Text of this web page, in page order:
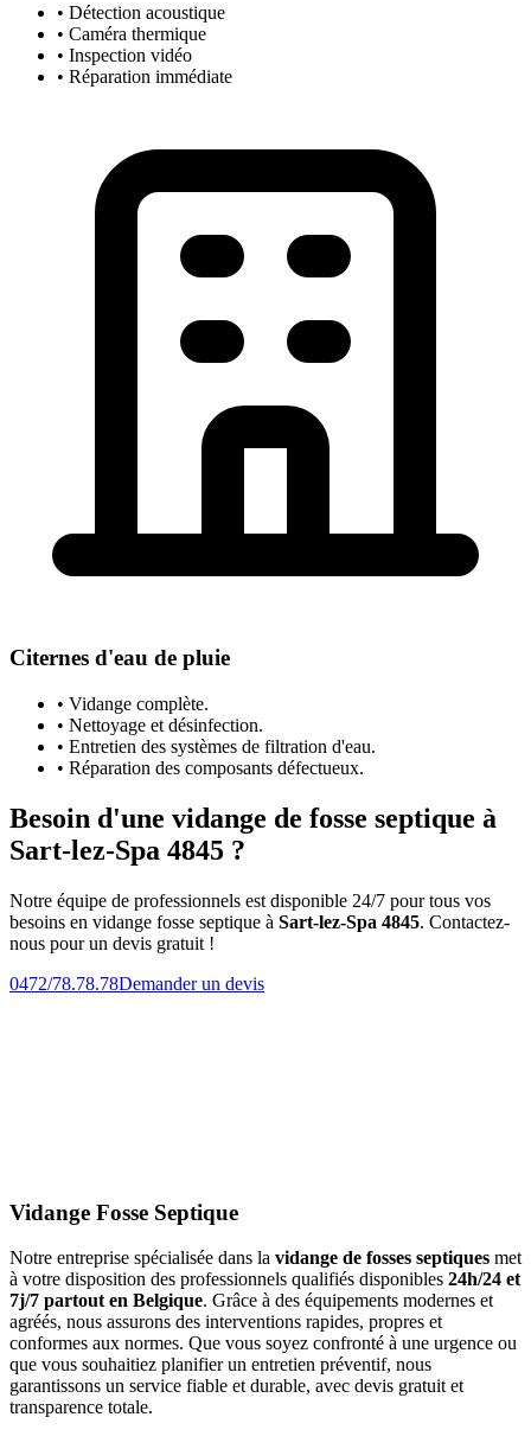
• Détection acoustique
• Caméra thermique
• Inspection vidéo
• Réparation immédiate
Citernes d'eau de pluie
• Vidange complète.
• Nettoyage et désinfection.
• Entretien des systèmes de filtration d'eau.
• Réparation des composants défectueux.
Besoin d'une vidange de fosse septique à
Sart-lez-Spa 4845 ?
Notre équipe de professionnels est disponible 24/7 pour tous vos
besoins en vidange fosse septique à Sart-lez-Spa 4845. Contactez-
nous pour un devis gratuit !
0472/78.78.78Demander un devis
Vidange Fosse Septique
Notre entreprise spécialisée dans la vidange de fosses septiques met
à votre disposition des professionnels qualifiés disponibles 24h/24 et
7j/7 partout en Belgique. Grâce à des équipements modernes et
agréés, nous assurons des interventions rapides, propres et
conformes aux normes. Que vous soyez confronté à une urgence ou
que vous souhaitiez planifier un entretien préventif, nous
garantissons un service fiable et durable, avec devis gratuit et
transparence totale.